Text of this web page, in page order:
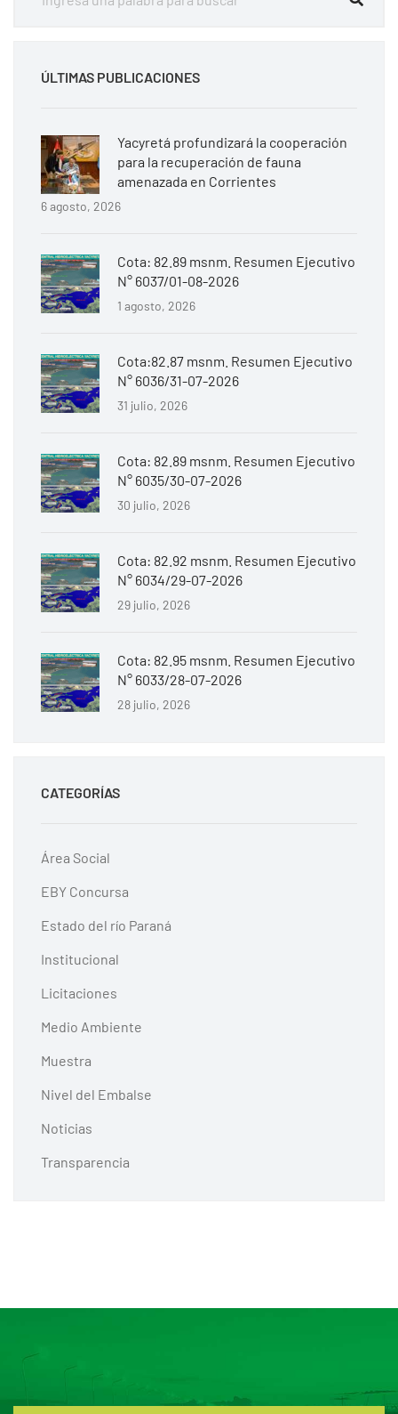
ÚLTIMAS PUBLICACIONES
Yacyretá profundizará la cooperación
para la recuperación de fauna
amenazada en Corrientes
6 agosto, 2026
Cota: 82.89 msnm. Resumen Ejecutivo
N° 6037/01-08-2026
1 agosto, 2026
Cota:82.87 msnm. Resumen Ejecutivo
N° 6036/31-07-2026
31 julio, 2026
Cota: 82.89 msnm. Resumen Ejecutivo
N° 6035/30-07-2026
30 julio, 2026
Cota: 82.92 msnm. Resumen Ejecutivo
N° 6034/29-07-2026
29 julio, 2026
Cota: 82.95 msnm. Resumen Ejecutivo
N° 6033/28-07-2026
28 julio, 2026
CATEGORÍAS
Área Social
EBY Concursa
Estado del río Paraná
Institucional
Licitaciones
Medio Ambiente
Muestra
Nivel del Embalse
Noticias
Transparencia